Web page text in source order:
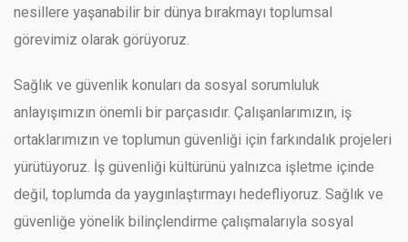
nesillere yaşanabilir bir dünya bırakmayı toplumsal
görevimiz olarak görüyoruz.
Sağlık ve güvenlik konuları da sosyal sorumluluk
anlayışımızın önemli bir parçasıdır. Çalışanlarımızın, iş
ortaklarımızın ve toplumun güvenliği için farkındalık projeleri
yürütüyoruz. İş güvenliği kültürünü yalnızca işletme içinde
değil, toplumda da yaygınlaştırmayı hedefliyoruz. Sağlık ve
güvenliğe yönelik bilinçlendirme çalışmalarıyla sosyal